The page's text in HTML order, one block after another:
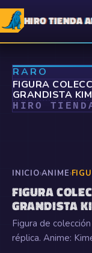
HIRO TIENDA
RARO
FIGURA
GRANDISTA
HIRO
INICIO›ANIME›
FIGURA
GRANDISTA
Figura de
réplica. Anime: